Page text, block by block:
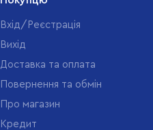
Вхід/Реєстрація
Вихід
Доставка та оплата
Повернення та обмін
Про магазин
Кредит